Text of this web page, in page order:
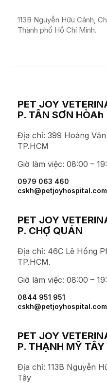
113B Nguyễn Hữu Cảnh,
Thành phố Hồ Chí Minh.
PET JOY
P. TÂN SƠN HÒAh
Địa chỉ: 399 Hoàng
TP.HCM
Giờ làm việc: 08:00 –
0979 063 460
cskh@petjoyhospital.com
PET JOY
P. CHỢ QUÁN
Địa chỉ: 46C Lê Hồng
TP.HCM.
Giờ làm việc: 08:00 –
0844 951 951
cskh@petjoyhospital.com
PET JOY
P. THẠNH MỸ TÂY
Địa chỉ: 113B Nguyễn
Tây